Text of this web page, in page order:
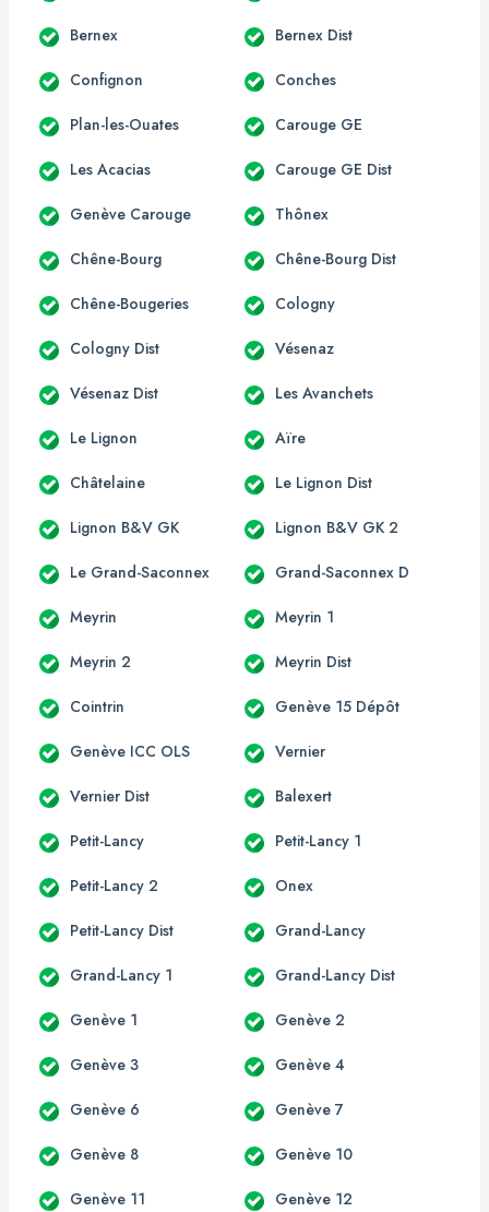
Bernex Bernex Dist
Confignon Conches
Plan-les-Ouates Carouge GE
Les Acacias Carouge GE Dist
Genève Carouge Thônex
Chêne-Bourg Chêne-Bourg Dist
Chêne-Bougeries Cologny
Cologny Dist Vésenaz
Vésenaz Dist Les Avanchets
Le Lignon Aïre
Châtelaine Le Lignon Dist
Lignon B&V GK Lignon B&V GK 2
Le Grand-Saconnex Grand-Saconnex D
Meyrin Meyrin 1
Meyrin 2 Meyrin Dist
Cointrin Genève 15 Dépôt
Genève ICC OLS Vernier
Vernier Dist Balexert
Petit-Lancy Petit-Lancy 1
Petit-Lancy 2 Onex
Petit-Lancy Dist Grand-Lancy
Grand-Lancy 1 Grand-Lancy Dist
Genève 1 Genève 2
Genève 3 Genève 4
Genève 6 Genève 7
Genève 8 Genève 10
Genève 11 Genève 12